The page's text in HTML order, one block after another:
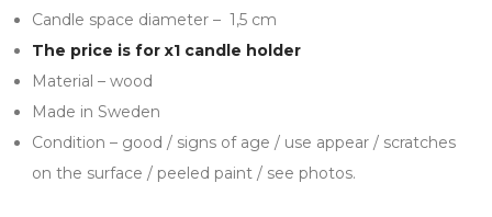
Candle space diameter – 1,5 cm
The price is for x1 candle holder
Material – wood
Made in Sweden
Condition – good / signs of age / use appear / scratches
on the surface / peeled paint / see photos.